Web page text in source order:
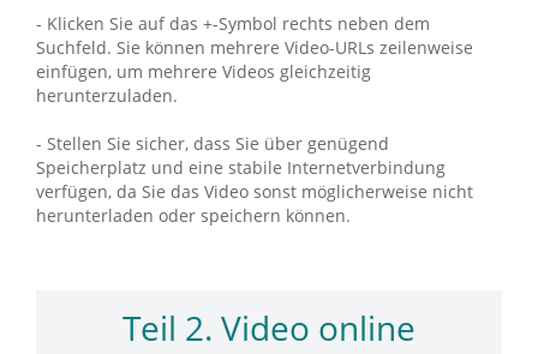
- Klicken Sie auf das +-Symbol rechts neben dem
Suchfeld. Sie können mehrere Video-URLs zeilenweise
einfügen, um mehrere Videos gleichzeitig
herunterzuladen.
- Stellen Sie sicher, dass Sie über genügend
Speicherplatz und eine stabile Internetverbindung
verfügen, da Sie das Video sonst möglicherweise nicht
herunterladen oder speichern können.
Teil 2. Video online